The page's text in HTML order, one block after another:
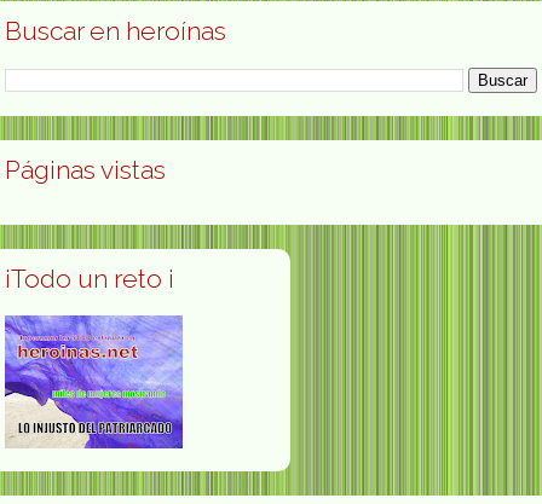
Buscar en heroínas
Páginas vistas
¡Todo un reto ¡